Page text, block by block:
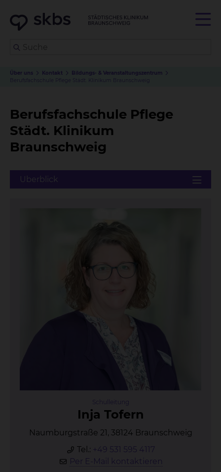
Über uns Kontakt Bildungs- & Veranstaltungszentrum
Berufsfachschule Pflege Städt. Klinikum Braunschweig
Berufsfachschule Pflege
Städt. Klinikum
Braunschweig
Schulleitung
In­ja To­fern
Naumburgstraße 21, 38124 Braunschweig
Tel.: +49 531 595 4117
Per E-Mail kontaktieren